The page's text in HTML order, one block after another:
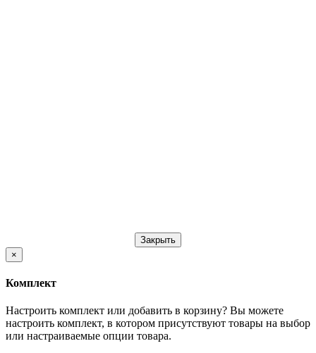
Закрыть
×
Комплект
Настроить комплект или добавить в корзину? Вы можете
настроить комплект, в котором присутствуют товары на выбор
или настраиваемые опции товара.